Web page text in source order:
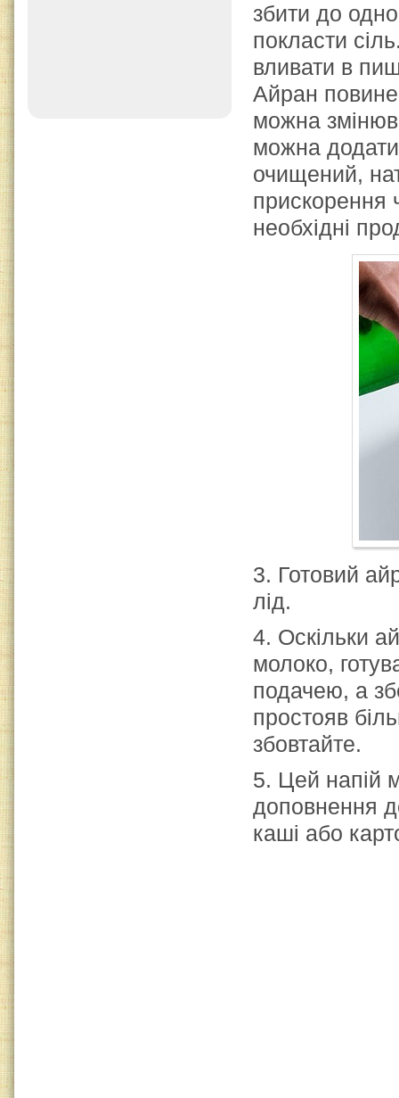
збити до
покласти
вливати в
Айран
можна
можна
очищений,
прискорення
необхідні
3. Готовий
лід.
4. Оскільки
молоко,
подачею, а
простояв
збовтайте.
5. Цей напій
доповнення
каші або